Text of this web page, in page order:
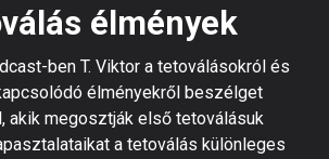
élmények
ben T. Viktor a tetoválásokról és
élményekről beszélget
akik megosztják első tetoválásuk
a tetoválás különleges